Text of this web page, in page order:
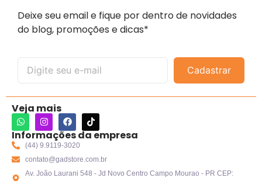
no Pix no Pix
R$
Deixe seu email e fique por dentro de novidades
do blog, promoções e dicas*
Cadastrar
Veja mais
Informações da empresa
(44) 9.9119-3020
contato@gadstore.com.br
Av. João Laurani 548 - Jd Novo Centro Campo Mourao - PR CEP: